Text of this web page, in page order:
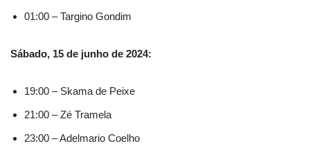
01:00 – Targino Gondim
Sábado, 15 de junho de 2024:
19:00 – Skama de Peixe
21:00 – Zé Tramela
23:00 – Adelmario Coelho